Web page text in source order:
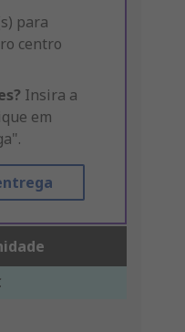
para
centro
Insira a
em